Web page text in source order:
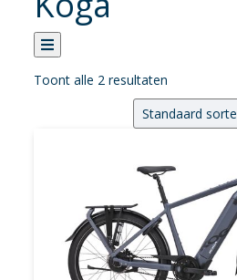
Fietsaccessoires
Fietsonderhoud
Fietsonderdelen
Toont alle 2 resultaten